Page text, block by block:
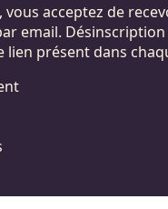
vous acceptez de
email. Désinscription
présent dans